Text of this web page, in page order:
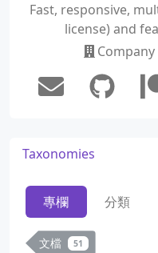
Fast, responsive,
license) and
Company
Taxonomies
專欄 分類
文檔 51